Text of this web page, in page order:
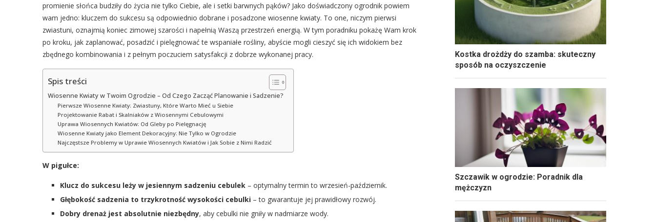
promienie słońca budziły do życia nie tylko Ciebie, ale i setki barwnych pąków? Jako doświadczony ogrodnik powiem
wam jedno: kluczem do sukcesu są odpowiednio dobrane i posadzone wiosenne kwiaty. To one, niczym pierwsi
zwiastuni, oznajmią koniec zimowej szarości i napełnią Waszą przestrzeń energią. W tym poradniku pokażę Wam krok
po kroku, jak zaplanować, posadzić i pielęgnować te wspaniałe rośliny, abyście mogli cieszyć się ich widokiem bez
zbędnego kombinowania i z pełnym poczuciem satysfakcji z dobrze wykonanej pracy.
Spis treści
Wiosenne Kwiaty w Twoim Ogrodzie – Od Czego Zacząć Planowanie i Sadzenie?
Pierwsze Wiosenne Kwiaty: Zwiastuny, Które Warto Mieć u Siebie
Projektowanie Rabat i Skalniaków z Wiosennymi Cebulowymi
Uprawa Wiosennych Kwiatów: Od Gleby po Pielęgnację
Wiosenne Kwiaty jako Element Dekoracyjny: Nie Tylko w Ogrodzie
Najczęstsze Problemy w Uprawie Wiosennych Kwiatów i Jak Sobie z Nimi Radzić
W pigułce:
Klucz do sukcesu leży w jesiennym sadzeniu cebulek – optymalny termin to wrzesień-październik.
Głębokość sadzenia to trzykrotność wysokości cebulki – to gwarantuje jej prawidłowy rozwój.
Dobry drenaż jest absolutnie niezbędny, aby cebulki nie gniły w nadmiarze wody.
Kostka drożdży do szamba: skuteczny
sposób na oczyszczenie
Szczawik w ogrodzie: Poradnik dla
mężczyzn